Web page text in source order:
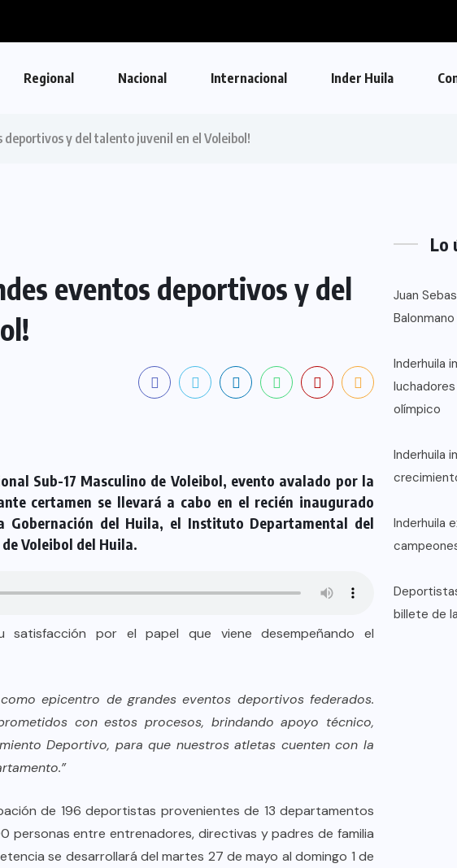
Regional Nacional Internacional Inder Huila
deportivos y del talento juvenil en el Voleibol!
eventos deportivos y del
Sub-17 Masculino de Voleibol, evento avalado por la
certamen se llevará a cabo en el recién inaugurado
Gobernación del Huila, el Instituto Departamental del
Voleibol del Huila.
satisfacción por el papel que viene desempeñando el
epicentro de grandes eventos deportivos federados.
con estos procesos, brindando apoyo técnico,
Deportivo, para que nuestros atletas cuenten con la
de 196 deportistas provenientes de 13 departamentos
personas entre entrenadores, directivas y padres de familia
se desarrollará del martes 27 de mayo al domingo 1 de
Lo
Juan
Balonmano
Inderhuila
olímpico
Inderhuila
Inderhuila
billete de